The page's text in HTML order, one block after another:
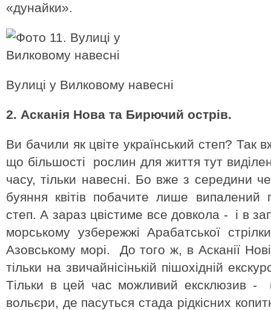
«дунайки».
Вулиці у Вилковому навесні
2. Асканія Нова та Бирючий острів.
Ви бачили як цвіте український степ? Так
що більшості рослин для життя тут
часу, тільки навесні. Бо вже з середини
буяння квітів побачите лише випалений
степ. А зараз цвістиме все довкола - і в
морському узбережжі Арабатської
Азовському морі. До того ж, в Асканії
тільки на звичайнісінькій пішохідній
Тільки в цей час можливий ексклюзив -
вольєри, де пасуться стада рідкісних